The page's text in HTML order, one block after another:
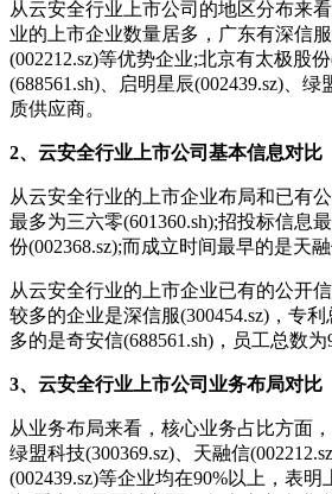
从云安全行业上市公司的地区分布来
业的上市企业数量居多，广东有深信
(002212.sz)等优势企业;北京有太极股
(688561.sh)、启明星辰(002439.sz)、绿
质供应商。
2、云安全行业上市公司基本信息对比
从云安全行业的上市企业布局和已有
最多为三六零(601360.sh);招投标信息
份(002368.sz);而成立时间最早的是天融
从云安全行业的上市企业已有的公开
较多的企业是深信服(300454.sz)，专
多的是奇安信(688561.sh)，员工总数为
3、云安全行业上市公司业务布局对比
从业务布局来看，核心业务占比方面，
绿盟科技(300369.sz)、天融信
(002439.sz)等企业均在90%以上，表